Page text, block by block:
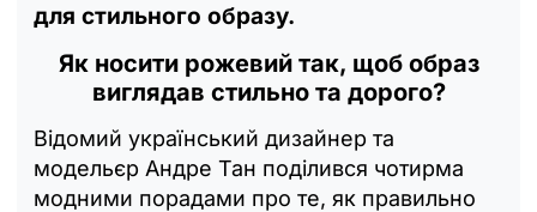
для стильного образу.
Як носити рожевий так, щоб образ
виглядав стильно та дорого?
Відомий український дизайнер та
модельєр Андре Тан поділився чотирма
модними порадами про те, як правильно